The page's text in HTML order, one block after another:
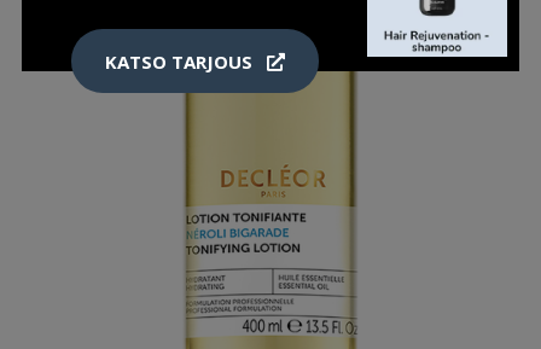
KATSO TARJOUS